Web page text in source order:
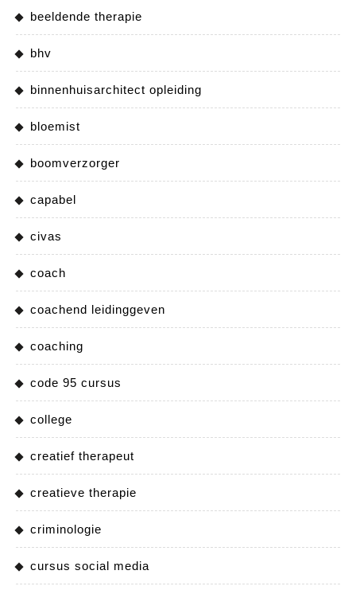
beeldende therapie
bhv
binnenhuisarchitect opleiding
bloemist
boomverzorger
capabel
civas
coach
coachend leidinggeven
coaching
code 95 cursus
college
creatief therapeut
creatieve therapie
criminologie
cursus social media